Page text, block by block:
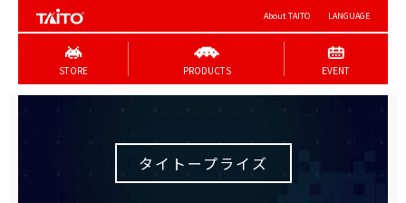
About TAITO LANGUAGE
STORE PRODUCTS EVENT
タイトープライズ